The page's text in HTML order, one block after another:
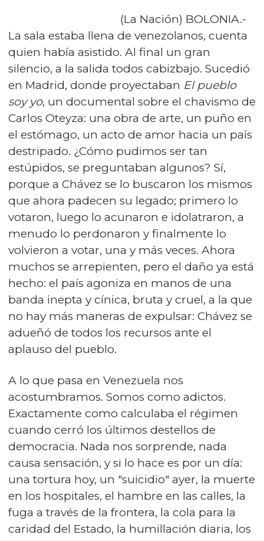
(La Nación) BOLONIA.-
La sala estaba llena de venezolanos, cuenta
quien había asistido. Al final un gran
silencio, a la salida todos cabizbajo. Sucedió
en Madrid, donde proyectaban El pueblo
soy yo, un documental sobre el chavismo de
Carlos Oteyza: una obra de arte, un puño en
el estómago, un acto de amor hacia un país
destripado. ¿Cómo pudimos ser tan
estúpidos, se preguntaban algunos? Sí,
porque a Chávez se lo buscaron los mismos
que ahora padecen su legado; primero lo
votaron, luego lo acunaron e idolatraron, a
menudo lo perdonaron y finalmente lo
volvieron a votar, una y más veces. Ahora
muchos se arrepienten, pero el daño ya está
hecho: el país agoniza en manos de una
banda inepta y cínica, bruta y cruel, a la que
no hay más maneras de expulsar: Chávez se
adueñó de todos los recursos ante el
aplauso del pueblo.
A lo que pasa en Venezuela nos
acostumbramos. Somos como adictos.
Exactamente como calculaba el régimen
cuando cerró los últimos destellos de
democracia. Nada nos sorprende, nada
causa sensación, y si lo hace es por un día:
una tortura hoy, un "suicidio" ayer, la muerte
en los hospitales, el hambre en las calles, la
fuga a través de la frontera, la cola para la
caridad del Estado, la humillación diaria, los